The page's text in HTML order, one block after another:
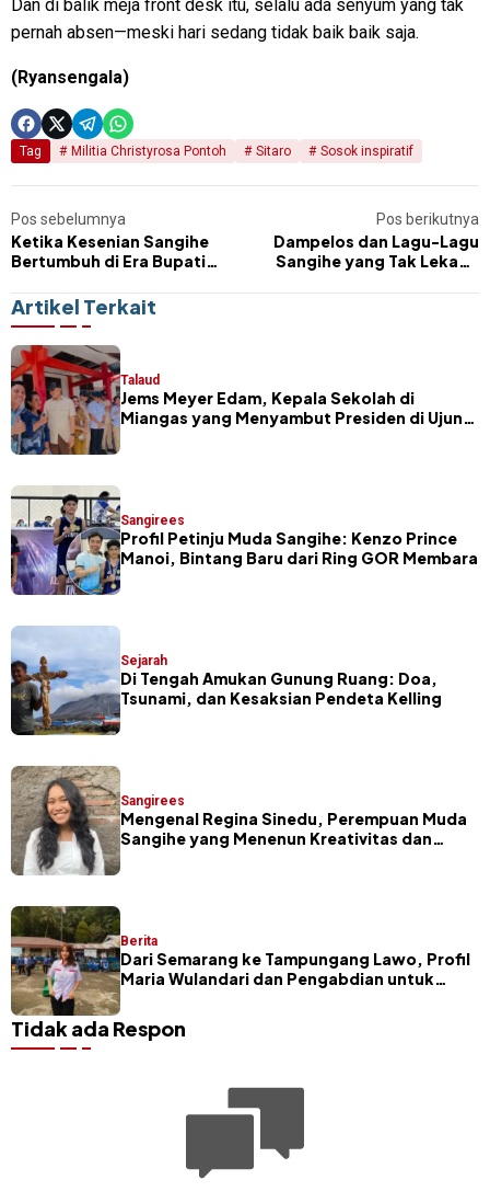
Dan di balik meja front desk itu, selalu ada senyum yang tak
pernah absen—meski hari sedang tidak baik baik saja.
(Ryansengala)
Tag Militia Christyrosa Pontoh Sitaro Sosok inspiratif
Pos sebelumnya
Ketika Kesenian Sangihe
Bertumbuh di Era Bupati
Pos berikutnya
Dampelos dan Lagu-Lagu
Sangihe yang Tak Lekang
Artikel Terkait
Talaud
Jems Meyer Edam, Kepala Sekolah di
Miangas yang Menyambut Presiden di Ujung
Sangirees
Profil Petinju Muda Sangihe: Kenzo Prince
Manoi, Bintang Baru dari Ring GOR Membara
Sejarah
Di Tengah Amukan Gunung Ruang: Doa,
Tsunami, dan Kesaksian Pendeta Kelling
Sangirees
Mengenal Regina Sinedu, Perempuan Muda
Sangihe yang Menenun Kreativitas dan
Berita
Dari Semarang ke Tampungang Lawo, Profil
Maria Wulandari dan Pengabdian untuk
Tidak ada Respon